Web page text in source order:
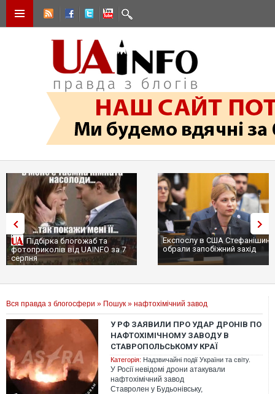
Підбірка блогожаб та
фотоприколів від UAINFO за 7
серпня
Експослу в США
обрали запобіжний захід
Вся правда з блогосфери » Пошук » нафтохімічний завод
У РФ ЗАЯВИЛИ ПРО УДАР ДРОНІВ ПО
НАФТОХІМІЧНОМУ ЗАВОДУ В
СТАВРОПОЛЬСЬКОМУ КРАЇ
Категорія: Надзвичайні події України та світу.
У Росії невідомі дрони атакували
нафтохімічний завод
Ставролен у Будьонівську,